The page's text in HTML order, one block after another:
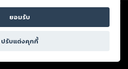
นเว็บไซต์และปรากฏว่าละเมิดสิทธิใน
อขัดต่อกฎหมายและศีลธรรม ดังนั้น ผู้อ่าน
ลั่นกรองด้วยตนเอง และหากท่านพบว่าส่วน
รม กรุณาแจ้งมายังบริษัท เพื่อทีมงานจะได้
ล็อกขอสงวนลิขสิทธิ์ตามพระราชบัญญัติ
ยอมรับ
ปรับแต่งคุกกี้